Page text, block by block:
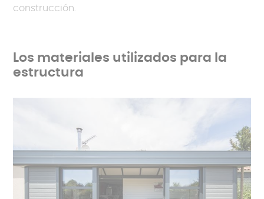
construcción.
Los materiales utilizados para la
estructura